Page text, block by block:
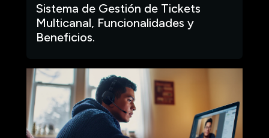
Sistema de Gestión de Tickets
Multicanal, Funcionalidades y
Beneficios.